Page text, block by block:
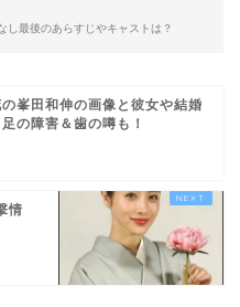
し最後のあらすじやキャストは？
峯田和伸の画像と彼女や結婚
の障害＆歯の噂も！
情